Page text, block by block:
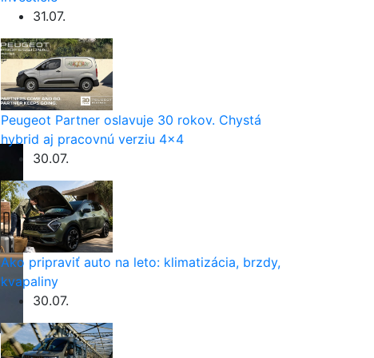
31.07.
Peugeot Partner oslavuje 30 rokov. Chystá
hybrid aj pracovnú verziu 4×4
30.07.
Ako pripraviť auto na leto: klimatizácia, brzdy,
kvapaliny
30.07.